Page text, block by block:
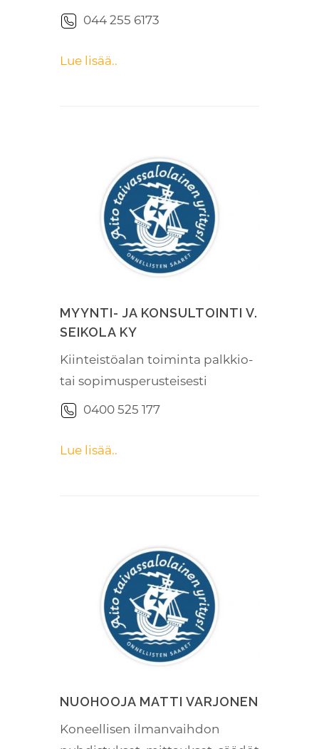
044 255 6173
Lue lisää..
MYYNTI- JA KONSULTOINTI V.
SEIKOLA KY
Kiinteistöalan toiminta palkkio-
tai sopimusperusteisesti
0400 525 177
Lue lisää..
NUOHOOJA MATTI VARJONEN
Koneellisen ilmanvaihdon